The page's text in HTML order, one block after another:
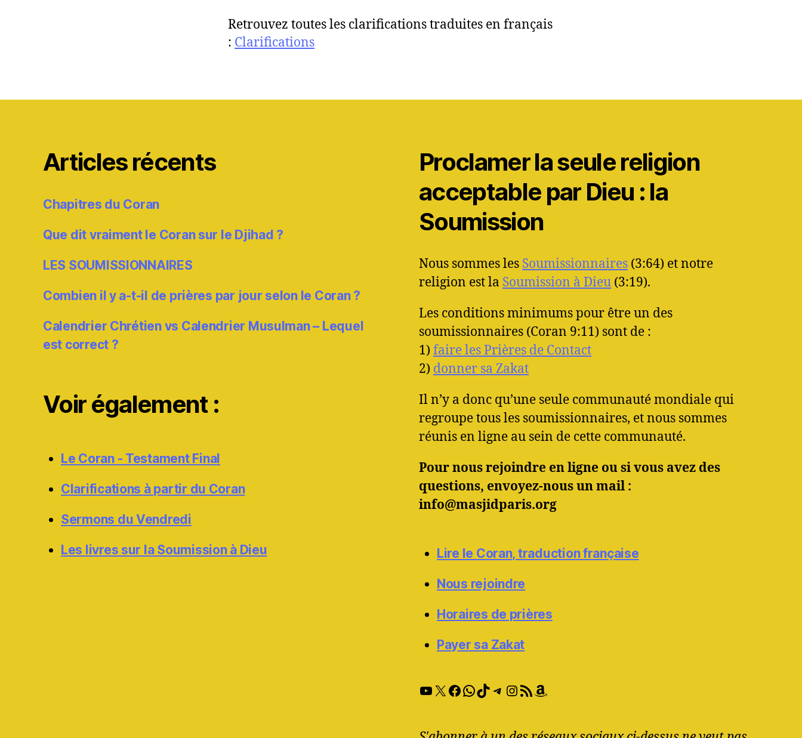
Retrouvez toutes les clarifications traduites en français
: Clarifications
Articles récents
Chapitres du Coran
Que dit vraiment le Coran sur le Djihad ?
LES SOUMISSIONNAIRES
Combien il y a-t-il de prières par jour selon le Coran ?
Calendrier Chrétien vs Calendrier Musulman – Lequel
est correct ?
Voir également :
Le Coran - Testament Final
Clarifications à partir du Coran
Sermons du Vendredi
Les livres sur la Soumission à Dieu
Proclamer la seule religion
acceptable par Dieu : la
Soumission
Nous sommes les Soumissionnaires (3:64) et notre
religion est la Soumission à Dieu (3:19).
Les conditions minimums pour être un des
soumissionnaires (Coran 9:11) sont de :
1) faire les Prières de Contact
2) donner sa Zakat
Il n’y a donc qu’une seule communauté mondiale qui
regroupe tous les soumissionnaires, et nous sommes
réunis en ligne au sein de cette communauté.
Pour nous rejoindre en ligne ou si vous avez des
questions, envoyez-nous un mail :
info@masjidparis.org
Lire le Coran, traduction française
Nous rejoindre
Horaires de prières
Payer sa Zakat
YouTube
X Facebook
WhatsApp
TikTok
Telegram
Instagram
RSS FeedAmazon